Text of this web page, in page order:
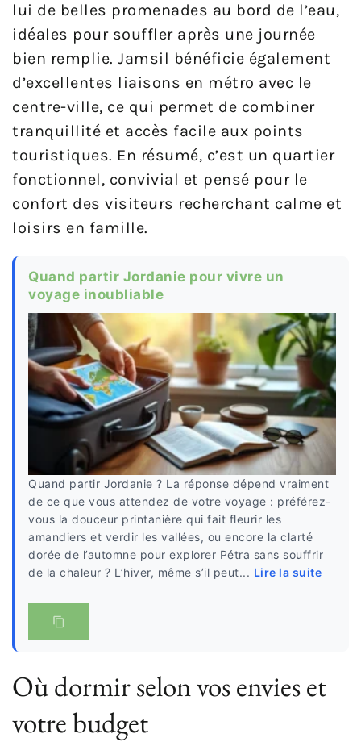
lui de belles promenades au bord de l’eau,
idéales pour souffler après une journée
bien remplie. Jamsil bénéficie également
d’excellentes liaisons en métro avec le
centre-ville, ce qui permet de combiner
tranquillité et accès facile aux points
touristiques. En résumé, c’est un quartier
fonctionnel, convivial et pensé pour le
confort des visiteurs recherchant calme et
loisirs en famille.
Quand partir Jordanie pour vivre un
voyage inoubliable
Quand partir Jordanie ? La réponse dépend vraiment
de ce que vous attendez de votre voyage : préférez-
vous la douceur printanière qui fait fleurir les
amandiers et verdir les vallées, ou encore la clarté
dorée de l’automne pour explorer Pétra sans souffrir
de la chaleur ? L’hiver, même s’il peut... Lire la suite
Où dormir selon vos envies et
votre budget